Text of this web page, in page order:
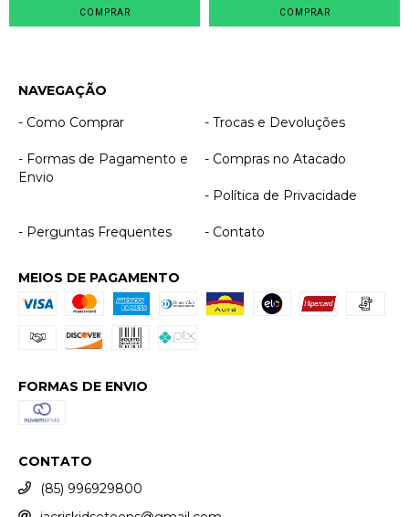
COMPRAR COMPRAR
NAVEGAÇÃO
- Como Comprar
- Trocas e Devoluções
- Formas de Pagamento e
Envio
- Compras no Atacado
- Política de Privacidade
- Perguntas Frequentes - Contato
MEIOS DE PAGAMENTO
FORMAS DE ENVIO
CONTATO
(85) 996929800